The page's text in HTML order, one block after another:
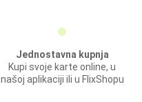
Jednostavna kupnja
Kupi svoje karte online, u
našoj aplikaciji ili u FlixShopu